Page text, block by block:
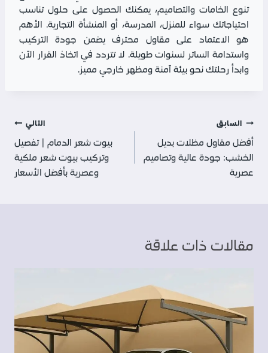
تنوع الخامات والتصاميم، يمكنك الحصول على حلول تناسب
احتياجاتك سواء للمنزل، المدرسة، أو المنشأة التجارية. الأهم
هو الاعتماد على مقاول محترف يضمن جودة التركيب
واستدامة الساتر لسنوات طويلة. لا تتردد في اتخاذ القرار الآن
وابدأ رحلتك نحو بيئة آمنة ومظهر خارجي مميز.
تصفّح
المقالات
السابق
أفضل مقاول مظلات بديل
الخشب: جودة عالية وتصاميم
عصرية
التالي
بيوت شعر الدمام | تفصيل
وتركيب بيوت شعر ملكية
وعصرية بأفضل الأسعار
مقالات ذات علاقة